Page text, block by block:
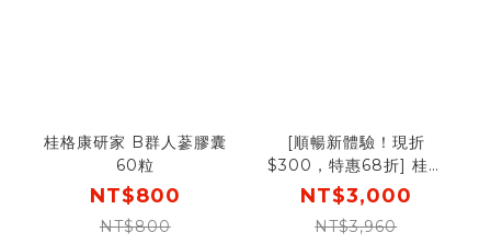
桂格康研家 B群人蔘膠囊
60粒
NT$800
NT$800
[順暢新體驗！現折
$300，特惠68折] 桂格
康研家消化菌粉30包x4
盒 [折後價只要$2700]
NT$3,000
NT$3,960